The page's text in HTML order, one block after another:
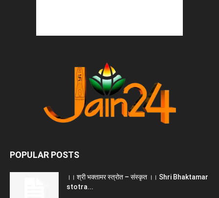
POPULAR POSTS
।। श्री भक्तामर स्त्रोत – संस्कृत ।। Shri Bhaktamar
stotra...